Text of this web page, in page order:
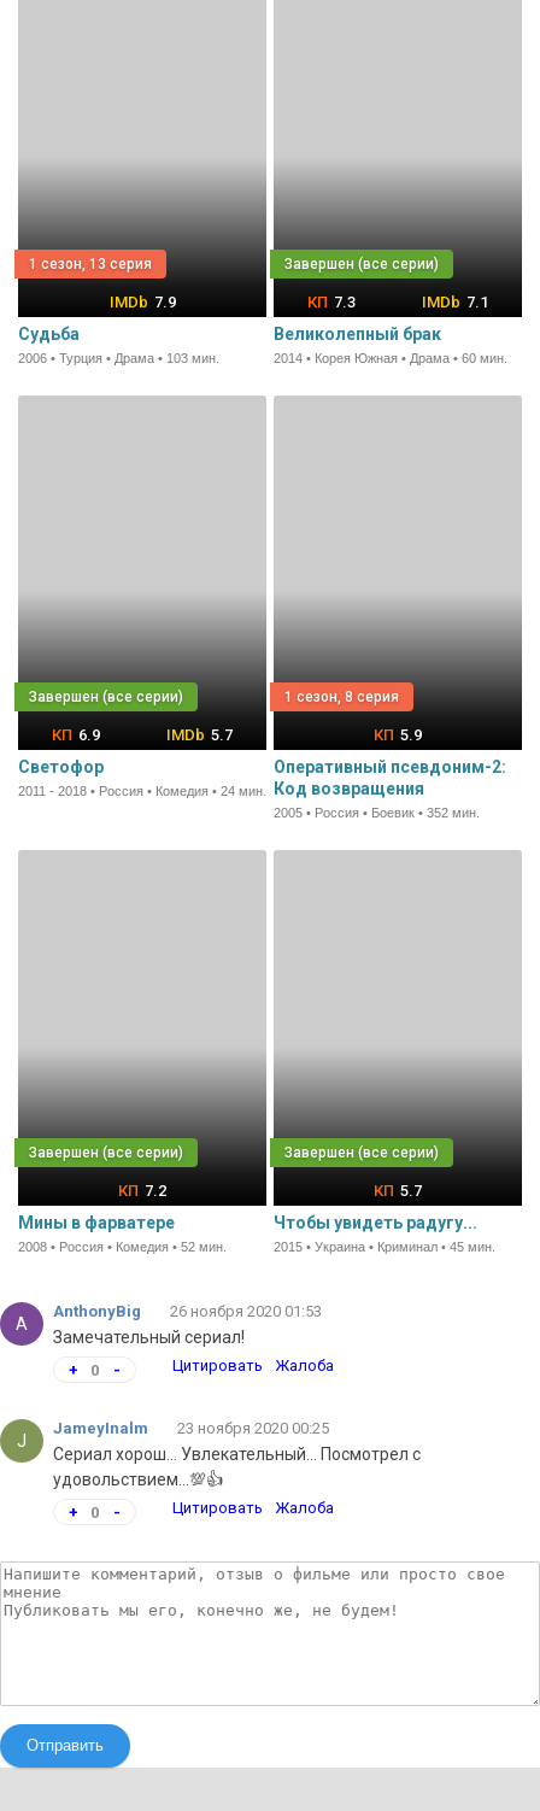
1 сезон, 13 серия
7.9
Судьба
2006 • Турция • Драма • 103 мин.
7.3 7.1
Великолепный брак
2014 • Корея Южная • Драма • 60 мин.
6.9 5.7
Светофор
2011 - 2018 • Россия • Комедия • 24 мин.
1 сезон, 8 серия
5.9
Оперативный псевдоним-2:
Код возвращения
2005 • Россия • Боевик • 352 мин.
7.2
Мины в фарватере
2008 • Россия • Комедия • 52 мин.
5.7
Чтобы увидеть радугу...
2015 • Украина • Криминал • 45 мин.
A
AnthonyBig 26 ноября 2020 01:53
Замечательный сериал!
+ 0 - Цитировать Жалоба
J
JameyInalm 23 ноября 2020 00:25
Сериал хорош... Увлекательный... Посмотрел с
удовольствием...💯👍
+ 0 - Цитировать Жалоба
Отправить